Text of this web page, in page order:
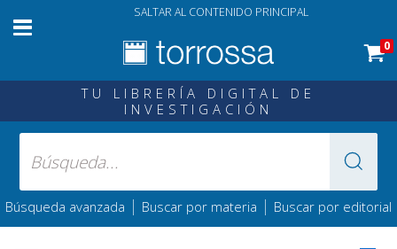
SALTAR AL CONTENIDO PRINCIPAL
0
TU LIBRERÍA DIGITAL DE
INVESTIGACIÓN
Búsqueda avanzada | Buscar por materia | Buscar por editorial